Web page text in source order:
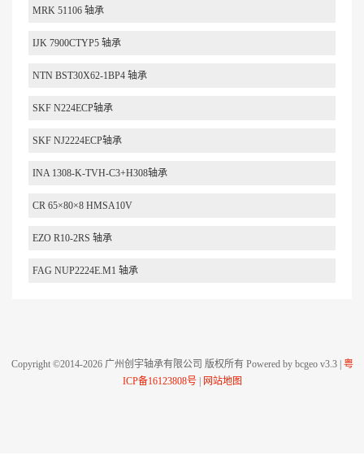
MRK 51106 轴承
IJK 7900CTYP5 轴承
NTN BST30X62-1BP4 轴承
SKF N224ECP轴承
SKF NJ2224ECP轴承
INA 1308-K-TVH-C3+H308轴承
CR 65×80×8 HMSA10V
EZO R10-2RS 轴承
FAG NUP2224E.M1 轴承
Copyright ©2014-2026 广州创宇轴承有限公司 版权所有 Powered by bcgeo v3.3 | 粤
ICP备16123808号| 网站地图